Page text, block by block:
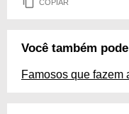
COPIAR
Você também
Famosos que fazem